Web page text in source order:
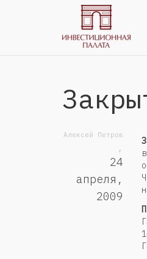
Алексей Петров
,
24
апреля,
2009